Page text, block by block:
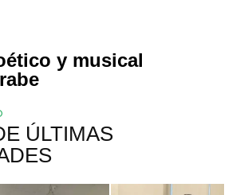
y musical
ÚLTIMAS